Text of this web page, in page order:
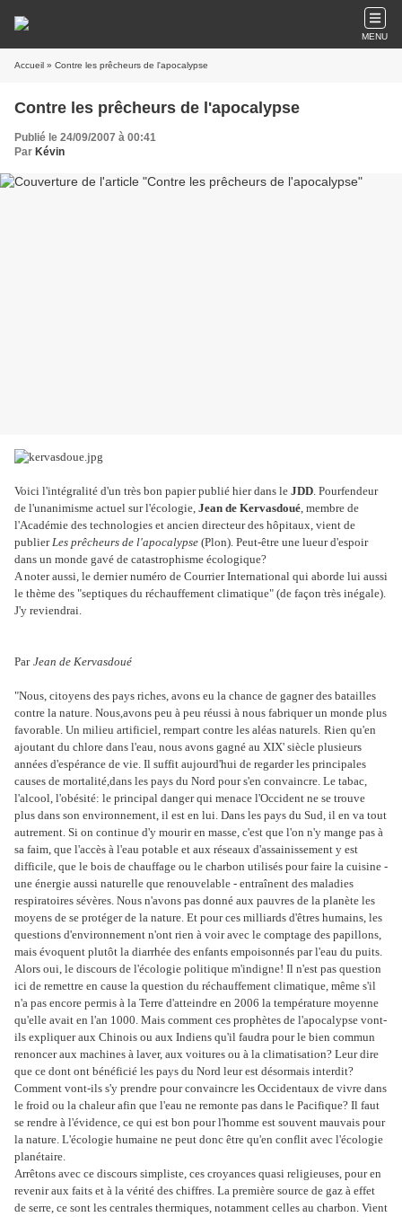
MENU
Accueil » Contre les prêcheurs de l'apocalypse
Contre les prêcheurs de l'apocalypse
Publié le 24/09/2007 à 00:41
Par Kévin
Voici l'intégralité d'un très bon papier publié hier dans le JDD. Pourfendeur
de l'unanimisme actuel sur l'écologie, Jean de Kervasdoué, membre de
l'Académie des technologies et ancien directeur des hôpitaux, vient de
publierLes prêcheurs de l'apocalypse (Plon). Peut-être une lueur d'espoir
dans un monde gavé de catastrophisme écologique?
A noter aussi, le dernier numéro de Courrier International qui aborde lui aussi
le thème des "septiques du réchauffement climatique" (de façon très inégale).
J'y reviendrai.
Par Jean de Kervasdoué
"Nous, citoyens des pays riches, avons eu la chance de gagner des batailles
contre la nature. Nous,avons peu à peu réussi à nous fabriquer un monde plus
favorable. Un milieu artificiel, rempart contre les aléas naturels. Rien qu'en
ajoutant du chlore dans l'eau, nous avons gagné au XIX' siècle plusieurs
années d'espérance de vie. Il suffit aujourd'hui de regarder les principales
causes de mortalité,dans les pays du Nord pour s'en convaincre. Le tabac,
l'alcool, l'obésité: le principal danger qui menace l'Occident ne se trouve
plus dans son environnement, il est en lui. Dans les pays du Sud, il en va tout
autrement. Si on continue d'y mourir en masse, c'est que l'on n'y mange pas à
sa faim, que l'accès à l'eau potable et aux réseaux d'assainissement y est
difficile, que le bois de chauffage ou le charbon utilisés pour faire la cuisine -
une énergie aussi naturelle que renouvelable - entraînent des maladies
respiratoires sévères. Nous n'avons pas donné aux pauvres de la planète les
moyens de se protéger de la nature. Et pour ces milliards d'êtres humains, les
questions d'environnement n'ont rien à voir avec le comptage des papillons,
mais évoquent plutôt la diarrhée des enfants empoisonnés par l'eau du puits.
Alors oui, le discours de l'écologie politique m'indigne! Il n'est pas question
ici de remettre en cause la question du réchauffement climatique, même s'il
n'a pas encore permis à la Terre d'atteindre en 2006 la température moyenne
qu'elle avait en l'an 1000. Mais comment ces prophètes de l'apocalypse vont-
ils expliquer aux Chinois ou aux Indiens qu'il faudra pour le bien commun
renoncer aux machines à laver, aux voitures ou à la climatisation? Leur dire
que ce dont ont bénéficié les pays du Nord leur est désormais interdit?
Comment vont-ils s'y prendre pour convaincre les Occidentaux de vivre dans
le froid ou la chaleur afin que l'eau ne remonte pas dans le Pacifique? Il faut
se rendre à l'évidence, ce qui est bon pour l'homme est souvent mauvais pour
la nature. L'écologie humaine ne peut donc être qu'en conflit avec l'écologie
planétaire.
Arrêtons avec ce discours simpliste, ces croyances quasi religieuses, pour en
revenir aux faits et à la vérité des chiffres. La première source de gaz à effet
de serre, ce sont les centrales thermiques, notamment celles au charbon. Vient